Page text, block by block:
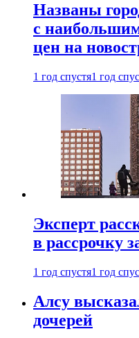
Названы
с
цен на
1 год спустя1 год
Эксперт
в рассрочку
1 год спустя1 год
Алсу
дочерей